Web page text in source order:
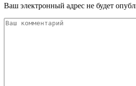
Ваш электронный адрес не будет